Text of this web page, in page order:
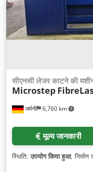
जर्मनी 6,760 km
सीएनसी लेजर काटने की
Microstep
मूल्य जानकारी
स्थिति:उपयोग किया हुआ, निर्माण